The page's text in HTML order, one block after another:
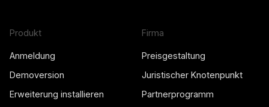
Produkt
Anmeldung
Demoversion
Erweiterung installieren
Firma
Preisgestaltung
Juristischer Knotenpunkt
Partnerprogramm